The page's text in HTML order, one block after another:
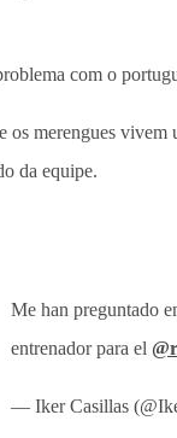
com o
os merengues
da equipe.
Me han preguntado
entrenador para el
— Iker Casillas